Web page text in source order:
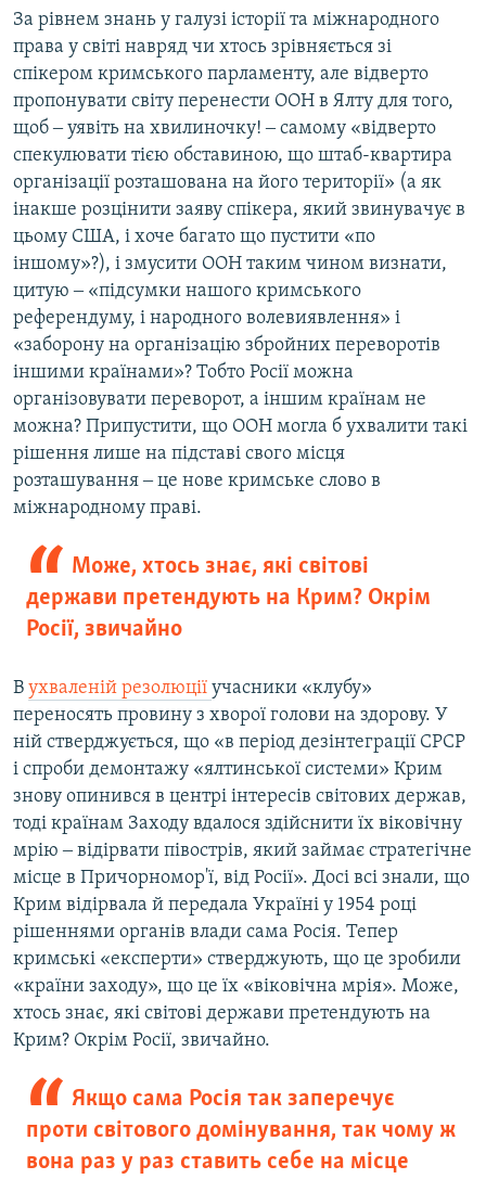
За рівнем знань у галузі історії та міжнародного
права у світі навряд чи хтось зрівняється зі
спікером кримського парламенту, але відверто
пропонувати світу перенести ООН в Ялту для того,
щоб ‒ уявіть на хвилиночку! ‒ самому «відверто
спекулювати тією обставиною, що штаб-квартира
організації розташована на його території» (а як
інакше розцінити заяву спікера, який звинувачує в
цьому США, і хоче багато що пустити «по
іншому»?), і змусити ООН таким чином визнати,
цитую ‒ «підсумки нашого кримського
референдуму, і народного волевиявлення» і
«заборону на організацію збройних переворотів
іншими країнами»? Тобто Росії можна
організовувати переворот, а іншим країнам не
можна? Припустити, що ООН могла б ухвалити такі
рішення лише на підставі свого місця
розташування ‒ це нове кримське слово в
міжнародному праві.
Може, хтось знає, які світові
держави претендують на Крим? Окрім
Росії, звичайно
В ухваленій резолюції учасники «клубу»
переносять провину з хворої голови на здорову. У
ній стверджується, що «в період дезінтеграції СРСР
і спроби демонтажу «ялтинської системи» Крим
знову опинився в центрі інтересів світових держав,
тоді країнам Заходу вдалося здійснити їх віковічну
мрію ‒ відірвати півострів, який займає стратегічне
місце в Причорномор'ї, від Росії». Досі всі знали, що
Крим відірвала й передала Україні у 1954 році
рішеннями органів влади сама Росія. Тепер
кримські «експерти» стверджують, що це зробили
«країни заходу», що це їх «віковічна мрія». Може,
хтось знає, які світові держави претендують на
Крим? Окрім Росії, звичайно.
Якщо сама Росія так заперечує
проти світового домінування, так чому ж
вона раз у раз ставить себе на місце